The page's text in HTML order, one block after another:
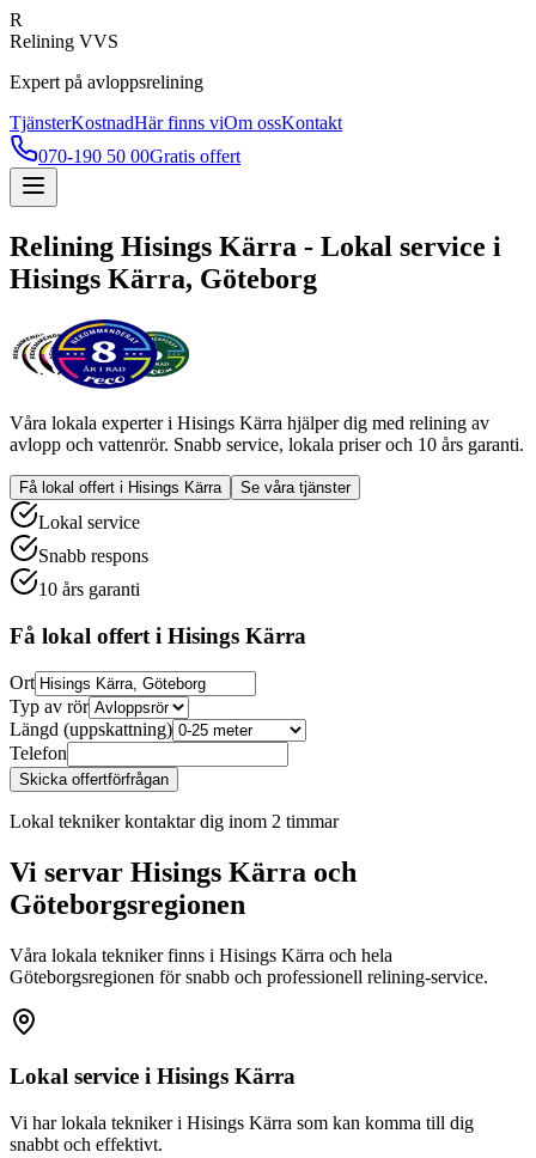
R
Relining VVS
Expert på avloppsrelining
TjänsterKostnadHär finns viOm ossKontakt
070-190 50 00Gratis offert
Relining Hisings Kärra - Lokal service i
Hisings Kärra, Göteborg
Våra lokala experter i Hisings Kärra hjälper dig med relining av
avlopp och vattenrör. Snabb service, lokala priser och 10 års garanti.
Få lokal offert i Hisings Kärra Se våra tjänster
Lokal service
Snabb respons
10 års garanti
Få lokal offert i Hisings Kärra
Ort
Typ av rör
Längd (uppskattning)
Telefon
Skicka offertförfrågan
Lokal tekniker kontaktar dig inom 2 timmar
Vi servar Hisings Kärra och
Göteborgsregionen
Våra lokala tekniker finns i Hisings Kärra och hela
Göteborgsregionen för snabb och professionell relining-service.
Lokal service i Hisings Kärra
Vi har lokala tekniker i Hisings Kärra som kan komma till dig
snabbt och effektivt.